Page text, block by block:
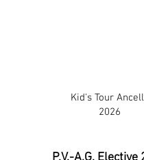
Kid's Tour
2026